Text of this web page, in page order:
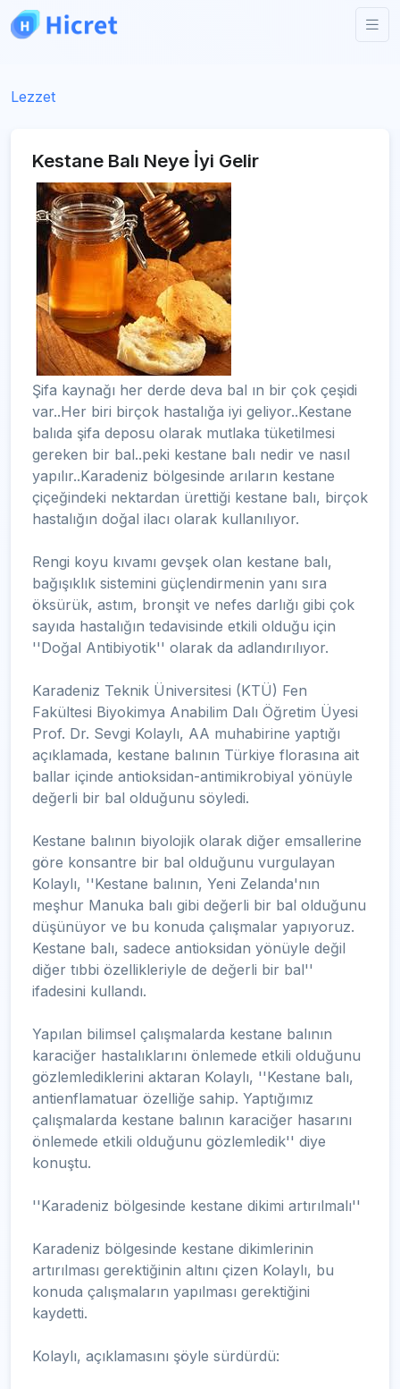
Lezzet
Kestane Balı Neye İyi Gelir
Şifa kaynağı her derde deva bal ın bir çok çeşidi
var..Her biri birçok hastalığa iyi geliyor..Kestane
balıda şifa deposu olarak mutlaka tüketilmesi
gereken bir bal..peki kestane balı nedir ve nasıl
yapılır..Karadeniz bölgesinde arıların kestane
çiçeğindeki nektardan ürettiği kestane balı, birçok
hastalığın doğal ilacı olarak kullanılıyor.
Rengi koyu kıvamı gevşek olan kestane balı,
bağışıklık sistemini güçlendirmenin yanı sıra
öksürük, astım, bronşit ve nefes darlığı gibi çok
sayıda hastalığın tedavisinde etkili olduğu için
''Doğal Antibiyotik'' olarak da adlandırılıyor.
Karadeniz Teknik Üniversitesi (KTÜ) Fen
Fakültesi Biyokimya Anabilim Dalı Öğretim Üyesi
Prof. Dr. Sevgi Kolaylı, AA muhabirine yaptığı
açıklamada, kestane balının Türkiye florasına ait
ballar içinde antioksidan-antimikrobiyal yönüyle
değerli bir bal olduğunu söyledi.
Kestane balının biyolojik olarak diğer emsallerine
göre konsantre bir bal olduğunu vurgulayan
Kolaylı, ''Kestane balının, Yeni Zelanda'nın
meşhur Manuka balı gibi değerli bir bal olduğunu
düşünüyor ve bu konuda çalışmalar yapıyoruz.
Kestane balı, sadece antioksidan yönüyle değil
diğer tıbbi özellikleriyle de değerli bir bal''
ifadesini kullandı.
Yapılan bilimsel çalışmalarda kestane balının
karaciğer hastalıklarını önlemede etkili olduğunu
gözlemlediklerini aktaran Kolaylı, ''Kestane balı,
antienflamatuar özelliğe sahip. Yaptığımız
çalışmalarda kestane balının karaciğer hasarını
önlemede etkili olduğunu gözlemledik'' diye
konuştu.
''Karadeniz bölgesinde kestane dikimi artırılmalı''
Karadeniz bölgesinde kestane dikimlerinin
artırılması gerektiğinin altını çizen Kolaylı, bu
konuda çalışmaların yapılması gerektiğini
kaydetti.
Kolaylı, açıklamasını şöyle sürdürdü: